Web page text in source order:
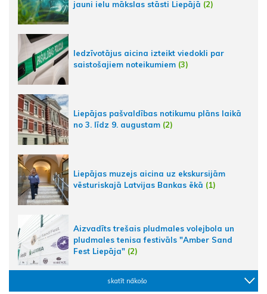
jauni ielu mākslas stāsti Liepājā (2)
Iedzīvotājus aicina izteikt viedokli par
saistošajiem noteikumiem (3)
Liepājas pašvaldības notikumu plāns laikā
no 3. līdz 9. augustam (2)
Liepājas muzejs aicina uz ekskursijām
vēsturiskajā Latvijas Bankas ēkā (1)
Aizvadīts trešais pludmales volejbola un
pludmales tenisa festivāls "Amber Sand
Fest Liepāja" (2)
skatīt nākošo